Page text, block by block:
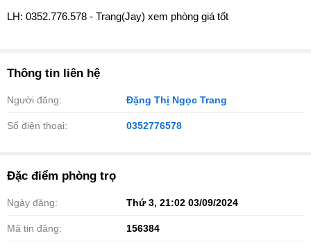
LH: 0352.776.578 - Trang(Jay) xem phòng giá tốt
Thông tin liên hệ
Người đăng: Đặng Thị Ngọc Trang
Số điện thoại: 0352776578
Đặc điểm phòng trọ
Ngày đăng: Thứ 3, 21:02 03/09/2024
Mã tin đăng: 156384